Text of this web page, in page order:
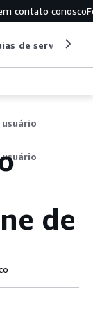
contato conosco
de serviço
de